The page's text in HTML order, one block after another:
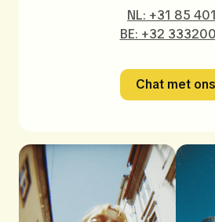
NL: +31 85
BE: +32
Chat met ons